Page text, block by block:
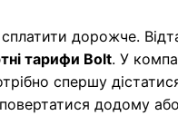
дорожче.
тарифи Bolt. У
спершу
додому